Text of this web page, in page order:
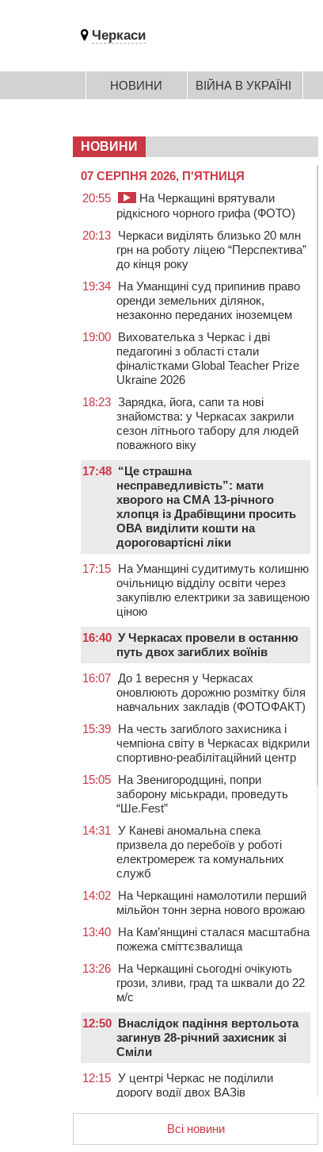
Черкаси
НОВИНИ ВІЙНА В УКРАЇНІ
НОВИНИ
07 СЕРПНЯ 2026, П'ЯТНИЦЯ
20:55
На Черкащині врятували
рідкісного чорного грифа (ФОТО)
20:13 Черкаси виділять близько 20 млн
грн на роботу ліцею “Перспектива”
до кінця року
19:34 На Уманщині суд припинив право
оренди земельних ділянок,
незаконно переданих іноземцем
19:00 Вихователька з Черкас і дві
педагогині з області стали
фіналістками Global Teacher Prize
Ukraine 2026
18:23 Зарядка, йога, сапи та нові
знайомства: у Черкасах закрили
сезон літнього табору для людей
поважного віку
17:48 “Це страшна
несправедливість”: мати
хворого на СМА 13-річного
хлопця із Драбівщини просить
ОВА виділити кошти на
дороговартісні ліки
17:15 На Уманщині судитимуть колишню
очільницю відділу освіти через
закупівлю електрики за завищеною
ціною
16:40 У Черкасах провели в останню
путь двох загиблих воїнів
16:07 До 1 вересня у Черкасах
оновлюють дорожню розмітку біля
навчальних закладів (ФОТОФАКТ)
15:39 На честь загиблого захисника і
чемпіона світу в Черкасах відкрили
спортивно-реабілітаційний центр
15:05 На Звенигородщині, попри
заборону міськради, проведуть
“Ше.Fest”
14:31 У Каневі аномальна спека
призвела до перебоїв у роботі
електромереж та комунальних
служб
14:02 На Черкащині намолотили перший
мільйон тонн зерна нового врожаю
13:40 На Кам’янщині сталася масштабна
пожежа сміттєзвалища
13:26 На Черкащині сьогодні очікують
грози, зливи, град та шквали до 22
м/с
12:50 Внаслідок падіння вертольота
загинув 28-річний захисник зі
Сміли
12:15 У центрі Черкас не поділили
дорогу водії двох ВАЗів
11:29 У Черкасах до середини серпня
обмежать рух транспорту на трьох
вулицях
Всі новини